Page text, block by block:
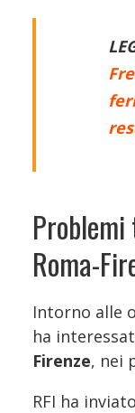
Roma-
Intorno alle
ha
Firenze, nei
RFI ha